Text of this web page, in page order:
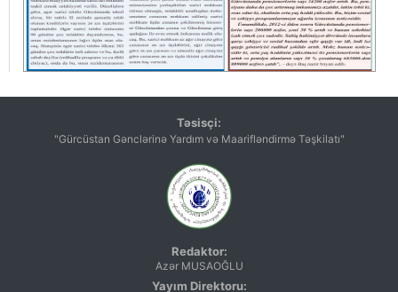
Təsisçi:
"Gürcüstan Gənclərinə Yardım və Maarifləndirmə Təşkilatı"
Redaktor:
Azər MUSAOĞLU
Yayım Direktoru: